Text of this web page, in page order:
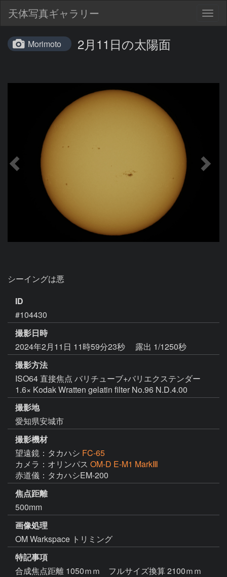
天体写真ギャラリー
Morimoto 2月11日の太陽面
シーイングは悪
ID
#104430
撮影日時
2024年2月11日 11時59分23秒
露出 1/1250秒
撮影方法
ISO64 直接焦点 バリチューブ+バリエクステンダー
1.6× Kodak Wratten gelatin filter No.96 N.D.4.00
撮影地
愛知県安城市
撮影機材
望遠鏡：タカハシ FC-65
カメラ：オリンパス OM-D E-M1 MarkⅢ
赤道儀：タカハシEM-200
焦点距離
500mm
画像処理
OM Warkspace トリミング
特記事項
合成焦点距離 1050ｍｍ　フルサイズ換算 2100ｍｍ